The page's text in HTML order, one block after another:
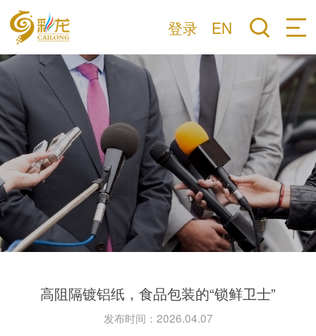
登录 EN
高阻隔镀铝纸，食品包装的“锁鲜卫士”
发布时间：2026.04.07